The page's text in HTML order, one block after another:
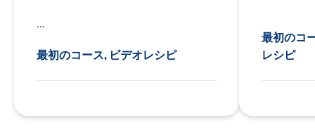
...
最初のコース, ビデオレシピ
最初のコ
レシピ